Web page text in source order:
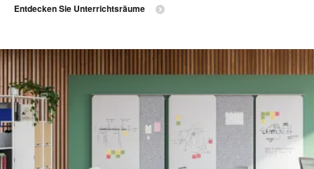
Entdecken Sie Unterrichtsräume